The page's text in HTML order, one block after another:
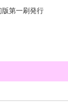
第一刷発行